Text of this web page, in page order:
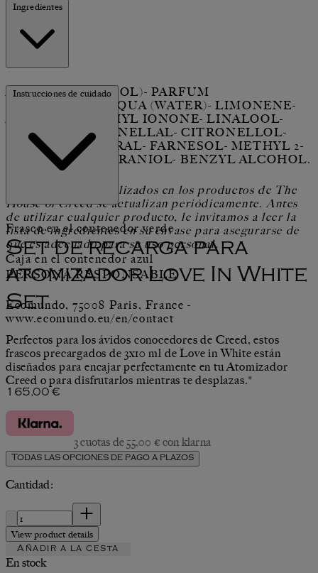
Ingredientes
ALCOOL (ALCOHOL)- PARFUM
(FRAGRANCE)- AQUA (WATER)- LIMONENE-
ALPHA-ISOMETHYL IONONE- LINALOOL-
HYDROXYCITRONELLAL- CITRONELLOL-
COUMARIN- CITRAL- FARNESOL- METHYL 2-
OCTYNOATE- GERANIOL- BENZYL ALCOHOL.
Los ingredientes utilizados en los productos de The
House of Creed se actualizan periódicamente. Antes
de utilizar cualquier producto, le invitamos a leer la
lista de ingredientes en su envase para asegurarse de
que es adecuado para su uso personal.
PERSONA RESPONSABLE
Ecomundo, 75008 Paris, France -
www.ecomundo.eu/en/contact
Instrucciones de cuidado
Frasco en el contenedor verde
Caja en el contenedor azul
Set de recarga para
atomizador Love In White
Set
Perfectos para los ávidos conocedores de Creed, estos
frascos precargados de 3x10 ml de Love in White están
diseñados para encajar perfectamente en tu Atomizador
Creed o para disfrutarlos mientras te desplazas.*
Precio actual: 165,00 €.
165,00 €
3 cuotas de 55,00 € con klarna
Todas las opciones de pago a plazos
Cantidad:
Cantidad:
View product details
Añadir a la cesta
En stock